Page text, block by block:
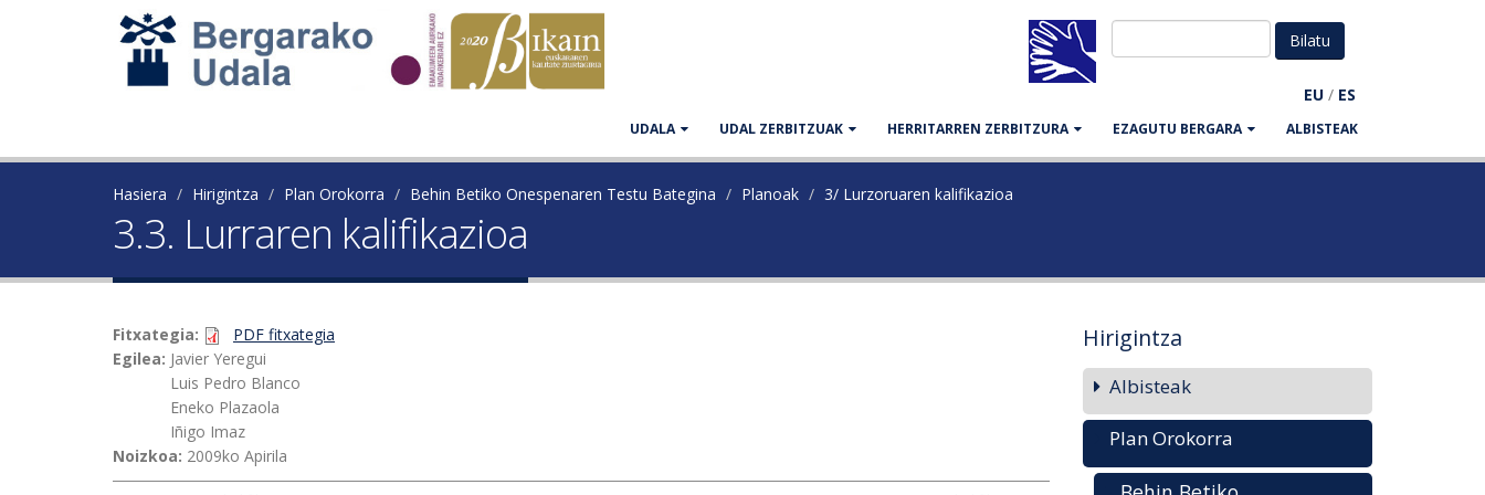
EU / ES
UDALA UDAL ZERBITZUAK HERRITARREN ZERBITZURA EZAGUTU BERGARA ALBISTEAK
Hasiera Hirigintza Plan Orokorra Behin Betiko Onespenaren Testu Bategina Planoak 3/ Lurzoruaren kalifikazioa
3.3. Lurraren kalifikazioa
Fitxategia:
PDF fitxategia
Egilea: Javier Yeregui
Luis Pedro Blanco
Eneko Plazaola
Iñigo Imaz
Noizkoa: 2009ko Apirila
Hirigintza
Albisteak
Plan Orokorra